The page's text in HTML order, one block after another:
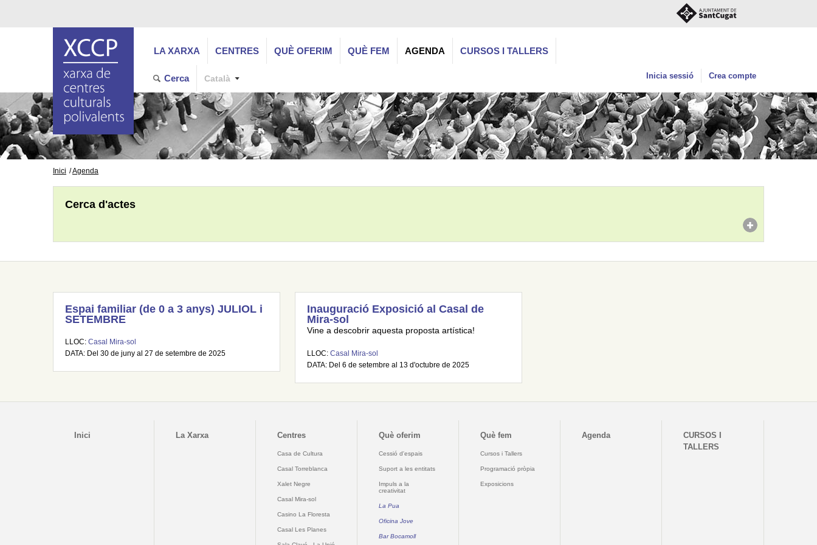
LA XARXA CENTRES QUÈ OFERIM QUÈ FEM AGENDA CURSOS I TALLERS
Cerca Català Inicia sessió Crea compte
Inici Agenda
Cerca d'actes
Espai familiar (de 0 a 3 anys) JULIOL i
SETEMBRE
LLOC: Casal Mira-sol
DATA: Del 30 de juny al 27 de setembre de 2025
Inauguració Exposició al Casal de
Mira-sol
Vine a descobrir aquesta proposta artística!
LLOC: Casal Mira-sol
DATA: Del 6 de setembre al 13 d'octubre de 2025
Inici La Xarxa Centres
Casa de Cultura
Casal Torreblanca
Xalet Negre
Casal Mira-sol
Casino La Floresta
Casal Les Planes
Què oferim
Cessió d'espais
Suport a les entitats
Impuls a la
creativitat
La Pua
Oficina Jove
Bar Bocamoll
Què fem
Cursos i Tallers
Programació pròpia
Exposicions
Agenda
CURSOS I
TALLERS